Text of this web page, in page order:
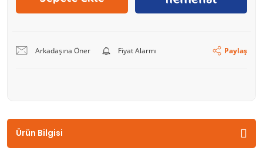
Arkadaşına Öner Fiyat Alarmı Paylaş
Ürün Bilgisi